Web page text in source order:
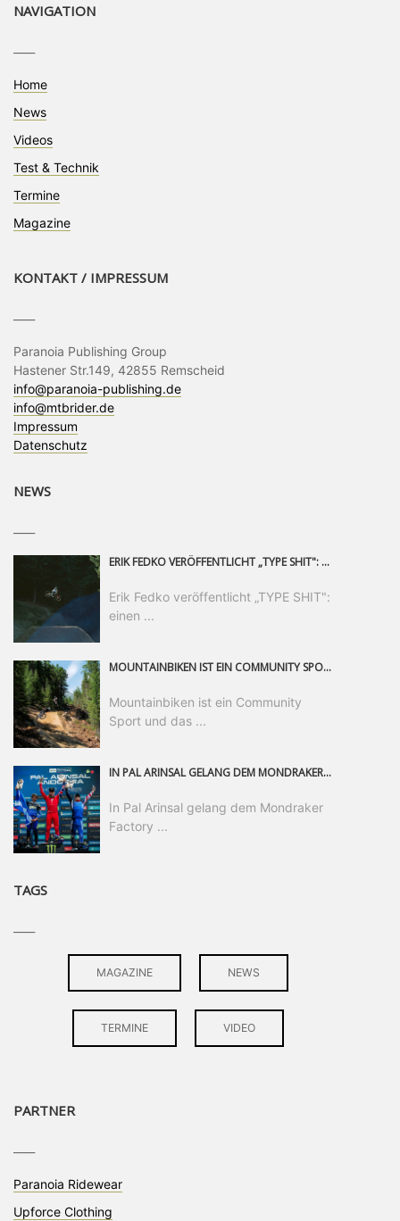
NAVIGATION
Home
News
Videos
Test & Technik
Termine
Magazine
KONTAKT / IMPRESSUM
Paranoia Publishing Group
Hastener Str.149, 42855 Remscheid
info@paranoia-publishing.de
info@mtbrider.de
Impressum
Datenschutz
NEWS
ERIK FEDKO VERÖFFENTLICHT „TYPE SHIT": EINEN 23-MINÜTIGEN MOUNTAINBIKE-FILM, ÜBER DREI JAHRE RUND UM DIE WELT GEDREHT. ZEITGLEICH LAUNCHT ER DIE GLEICHNAMIGE KOLLEKTION SEINER BRAND TYPE. EIN SEGMENT DES FILMS ERSCHEINT SEPARAT AUF RED BULL BIKE.
Erik Fedko veröffentlicht „TYPE SHIT":
einen ...
MOUNTAINBIKEN IST EIN COMMUNITY SPORT UND DAS BEWEIST SICH IN DER BIKE REPUBLIC SÖLDEN GERADE EINDRUCKSVOLL AUF ALLEN LEVELN. FREERIDE PROFI, SHAPERIN UND FRISCH GEWÄHLTE SWATCH NINES MVP VERO SANDLER IST BEGEISTERT VON DER VIELFALT DER BIKE DESTINATION, DER NEUEN JUMPLINE UND PLÄDIERT FÜR MUT BEI (FRAUEN) COMMUNITIES. VERO UND IHR VERLOBTER SAM HODGES VERBRINGEN MEHRERE MONATE IN DER BIKE REPUBLIC UND LASSEN UNS DARAN TEILHABEN. UM COMMUNITY GEHT ES AUCH BEI DER PARTNERSCHAFT ZWISCHEN SÖLDEN UND DEM NEUEN RIDERS PARK DONOVALY IN DER SLOWAKEI: DER DORTIGE TOURISMUSDIREKTOR JIRI PEC IST ÜBERZEUGT: VON MEHR BIKEPARKS PROFITIERT DIE GANZE MTB-SZENE – UND MIT DOMINIK LINSER, GESCHÄFTSFÜHRER DER BRS, HAT ER DAMIT DEN PERFEKTEN PARTNER GEFUNDEN.
Mountainbiken ist ein Community
Sport und das ...
IN PAL ARINSAL GELANG DEM MONDRAKER FACTORY RACING DH-TEAM DER ERSTE PODIUMSERFOLG DER SAISON. NACHDEM ER DAS GANZE WOCHENENDE ÜBER EIN HERAUSRAGENDES TEMPO GEZEIGT HATTE, LEGTE RYAN „PINKY“ PINKERTON EINEN SENSATIONELLEN RENNLAUF HIN UND SICHERTE SICH DEN DRITTEN PLATZ – EIN ERGEBNIS, DAS DIE HARTE ARBEIT DES TEAMS BELOHNT UND EINEN WICHTIGEN WENDEPUNKT FÜR DEN WEITEREN SAISONVERLAUF MARKIERT.
In Pal Arinsal gelang dem Mondraker
Factory ...
TAGS
MAGAZINE NEWS
TERMINE VIDEO
PARTNER
Paranoia Ridewear
Upforce Clothing